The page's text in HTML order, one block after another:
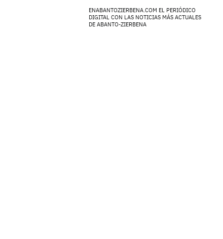
ENABANTOZIERBENA.COM EL PERIÓDICO
DIGITAL CON LAS NOTICIAS MÁS ACTUALES
DE ABANTO-ZIERBENA